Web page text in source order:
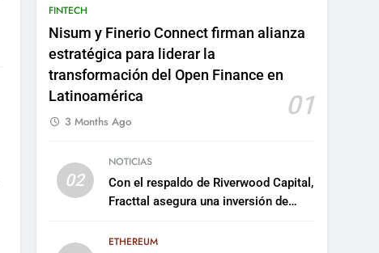
FINTECH
Nisum y Finerio Connect firman alianza
estratégica para liderar la
transformación del Open Finance en
Latinoamérica
01
3 Months Ago
02
NOTICIAS
Con el respaldo de Riverwood Capital,
Fracttal asegura una inversión de
plataforma
ETHEREUM